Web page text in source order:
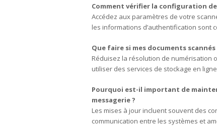
Comment vérifier la configuration de
Accédez aux paramètres de votre
les informations d’authentification sont
Que faire si mes documents
Réduisez la résolution de numérisation
utiliser des services de stockage en
Pourquoi est-il important de
messagerie ?
Les mises à jour incluent souvent des
communication entre les systèmes et